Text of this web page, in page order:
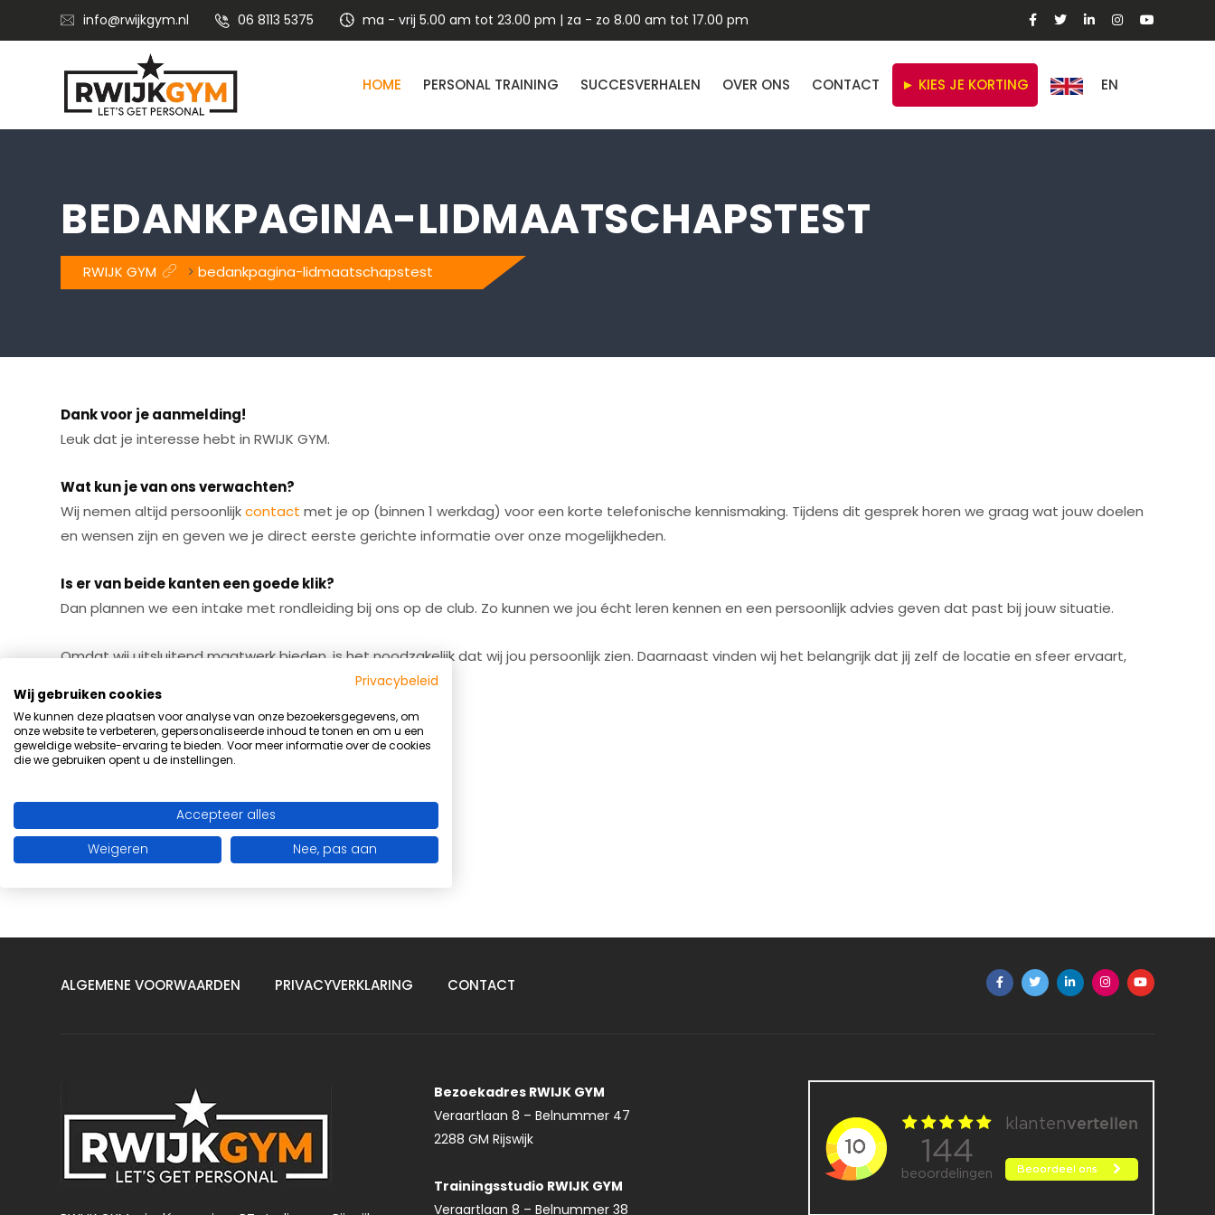
info@rwijkgym.nl 06 8113 5375 ma - vrij 5.00 am tot 23.00 pm | za - zo 8.00 am tot 17.00 pm
HOME PERSONAL TRAINING SUCCESVERHALEN OVER ONS CONTACT ► KIES JE KORTING EN
BEDANKPAGINA-LIDMAATSCHAPSTEST
RWIJK GYM > bedankpagina-lidmaatschapstest
Dank voor je aanmelding!
Leuk dat je interesse hebt in RWIJK GYM.
Wat kun je van ons verwachten?
Wij nemen altijd persoonlijkcontact met je op (binnen 1 werkdag) voor een korte telefonische kennismaking. Tijdens dit gesprek horen we graag wat jouw doelen
en wensen zijn en geven we je direct eerste gerichte informatie over onze mogelijkheden.
Is er van beide kanten een goede klik?
Dan plannen we een intake met rondleiding bij ons op de club. Zo kunnen we jou écht leren kennen en een persoonlijk advies geven dat past bij jouw situatie.
Omdat wij uitsluitend maatwerk bieden, is het noodzakelijk dat wij jou persoonlijk zien. Daarnaast vinden wij het belangrijk dat jij zelf de locatie en sfeer ervaart,
zodat je goed kunt beoordelen of dit bij je past.
Wij spreken je snel!
Team RWIJK GYM
Terug naar HOME
ALGEMENE VOORWAARDEN PRIVACYVERKLARING CONTACT
Bezoekadres RWIJK GYM
Veraartlaan 8 – Belnummer 47
2288 GM Rijswijk
Trainingsstudio RWIJK GYM
Veraartlaan 8 – Belnummer 38
Privacybeleid
Wij gebruiken cookies
We kunnen deze plaatsen voor analyse van onze bezoekersgegevens, om
onze website te verbeteren, gepersonaliseerde inhoud te tonen en om u een
geweldige website-ervaring te bieden. Voor meer informatie over de cookies
die we gebruiken opent u de instellingen.
Accepteer alles
Weigeren
Nee, pas aan